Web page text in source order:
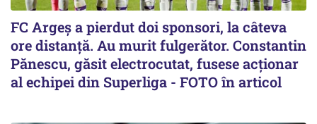
FC Argeș a pierdut doi sponsori, la câteva
ore distanță. Au murit fulgerător. Constantin
Pănescu, găsit electrocutat, fusese acționar
al echipei din Superliga - FOTO în articol